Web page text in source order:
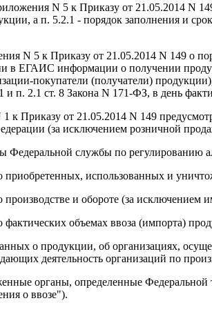
N 5 к Приказу от 21.05.2014 N
а п. 5.2.1 - порядок заполнения и
N 5 к Приказу от 21.05.2014 N 149 о
в ЕГАИС информации о получении
покупатели (получатели)
и п. 2.1 ст. 8 Закона N 171-ФЗ, в день
к Приказу от 21.05.2014 N 149
(за исключением розничной
Федеральной службы по регулированию
использованных и
и обороте (за исключением
объемах ввоза (импорта)
о продукции, об организациях,
деятельность организаций по
органы, определенные
о ввозе").